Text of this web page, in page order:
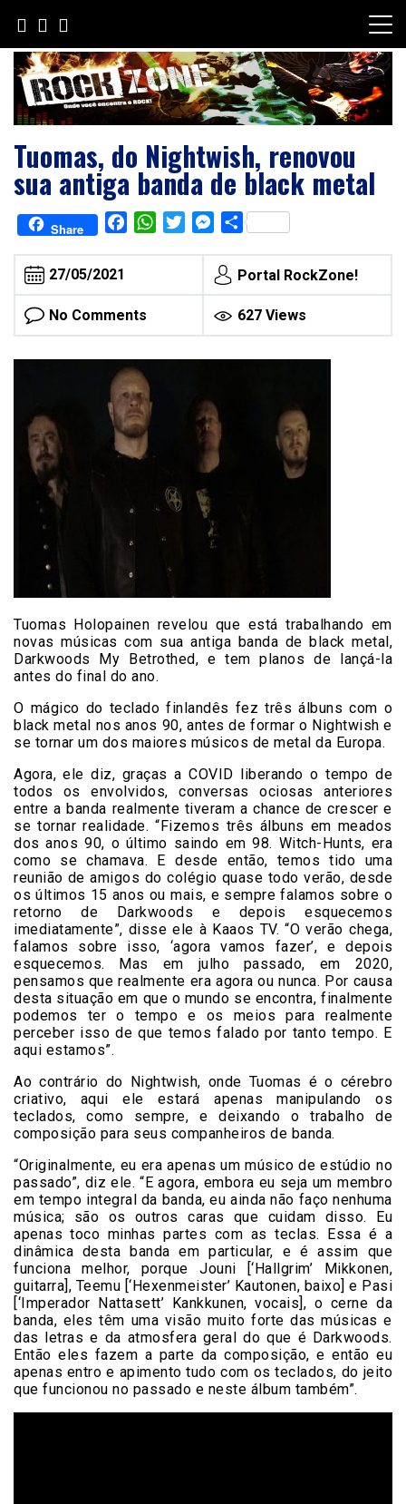
content
Tuomas, do Nightwish, renovou
sua antiga banda de black metal
Share FacebookWhatsAppTwitterMessenger
Share
27/05/2021 Portal RockZone!
No Comments 627 Views
Tuomas Holopainen revelou que está trabalhando em
novas músicas com sua antiga banda de black metal,
Darkwoods My Betrothed, e tem planos de lançá-la
antes do final do ano.
O mágico do teclado finlandês fez três álbuns com o
black metal nos anos 90, antes de formar o Nightwish e
se tornar um dos maiores músicos de metal da Europa.
Agora, ele diz, graças a COVID liberando o tempo de
todos os envolvidos, conversas ociosas anteriores
entre a banda realmente tiveram a chance de crescer e
se tornar realidade. “Fizemos três álbuns em meados
dos anos 90, o último saindo em 98. Witch-Hunts, era
como se chamava. E desde então, temos tido uma
reunião de amigos do colégio quase todo verão, desde
os últimos 15 anos ou mais, e sempre falamos sobre o
retorno de Darkwoods e depois esquecemos
imediatamente”, disse ele à Kaaos TV. “O verão chega,
falamos sobre isso, ‘agora vamos fazer’, e depois
esquecemos. Mas em julho passado, em 2020,
pensamos que realmente era agora ou nunca. Por causa
desta situação em que o mundo se encontra, finalmente
podemos ter o tempo e os meios para realmente
perceber isso de que temos falado por tanto tempo. E
aqui estamos”.
Ao contrário do Nightwish, onde Tuomas é o cérebro
criativo, aqui ele estará apenas manipulando os
teclados, como sempre, e deixando o trabalho de
composição para seus companheiros de banda.
“Originalmente, eu era apenas um músico de estúdio no
passado”, diz ele. “E agora, embora eu seja um membro
em tempo integral da banda, eu ainda não faço nenhuma
música; são os outros caras que cuidam disso. Eu
apenas toco minhas partes com as teclas. Essa é a
dinâmica desta banda em particular, e é assim que
funciona melhor, porque Jouni [‘Hallgrim’ Mikkonen,
guitarra], Teemu [‘Hexenmeister’ Kautonen, baixo] e Pasi
[‘Imperador Nattasett’ Kankkunen, vocais], o cerne da
banda, eles têm uma visão muito forte das músicas e
das letras e da atmosfera geral do que é Darkwoods.
Então eles fazem a parte da composição, e então eu
apenas entro e apimento tudo com os teclados, do jeito
que funcionou no passado e neste álbum também”.